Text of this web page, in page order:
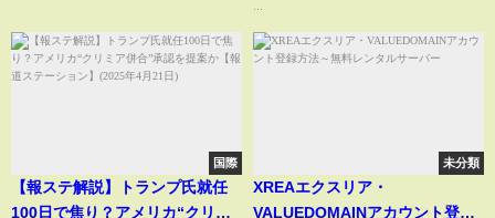
JIN #感動ドラマ #江戸時代 #医
療ドラマ #映画 #movie #shorts
国際
【報ステ解説】トランプ氏就任
100日で焦り？アメリカ“クリミ
未分類
XREAエクスリア・
VALUEDOMAINアカウント登録